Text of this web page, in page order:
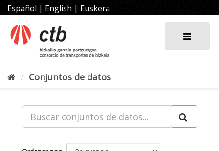
al
contenido
Español | English | Euskera
Conjuntos de datos